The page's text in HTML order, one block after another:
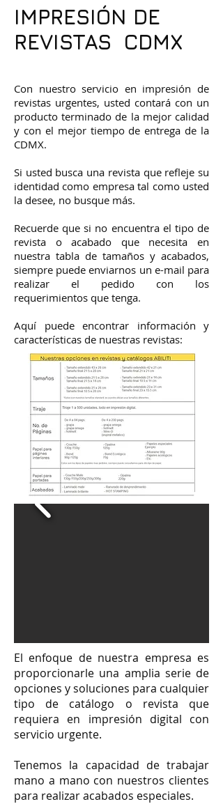
IMPRESIÓN DE
REVISTAS CDMX
Con nuestro servicio en impresión de
revistas urgentes, usted contará con un
producto terminado de la mejor calidad
y con el mejor tiempo de entrega de la
CDMX.
Si usted busca una revista que refleje su
identidad como empresa tal como usted
la desee, no busque más.
Recuerde que si no encuentra el tipo de
revista o acabado que necesita en
nuestra tabla de tamaños y acabados,
siempre puede enviarnos un e-mail para
realizar el pedido con los
requerimientos que tenga.
Aquí puede encontrar información y
características de nuestras revistas:
El enfoque de nuestra empresa es
proporcionarle una amplia serie de
opciones y soluciones para cualquier
tipo de catálogo o revista que
requiera en impresión digital con
servicio urgente.
Tenemos la capacidad de trabajar
mano a mano con nuestros clientes
para realizar acabados especiales.